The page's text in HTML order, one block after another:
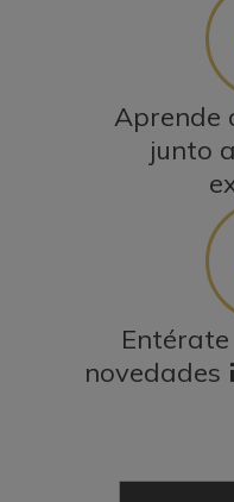
Aprende
junto
novedades